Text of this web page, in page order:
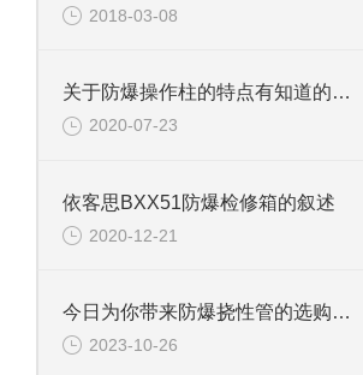
2018-03-08
关于防爆操作柱的特点有知道的吗？
2020-07-23
依客思BXX51防爆检修箱的叙述
2020-12-21
今日为你带来防爆挠性管的选购指南
2023-10-26